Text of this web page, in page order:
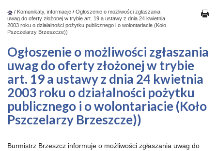
/ Komunikaty, informacje / Ogłoszenie o możliwości zgłaszania
uwag do oferty złożonej w trybie art. 19 a ustawy z dnia 24 kwietnia
2003 roku o działalności pożytku publicznego i o wolontariacie (Koło
Pszczelarzy Brzeszcze))
Ogłoszenie o możliwości zgłaszania
uwag do oferty złożonej w trybie
art. 19 a ustawy z dnia 24 kwietnia
2003 roku o działalności pożytku
publicznego i o wolontariacie (Koło
Pszczelarzy Brzeszcze))
Burmistrz Brzeszcz informuje o możliwości zgłaszania uwag do